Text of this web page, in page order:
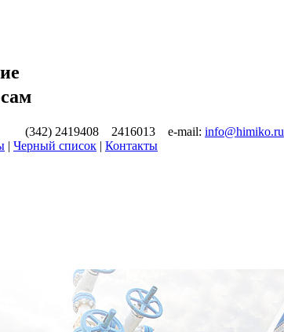
(342) 2419408 2416013 e-mail: info@himiko.ru
| Черный список | Контакты